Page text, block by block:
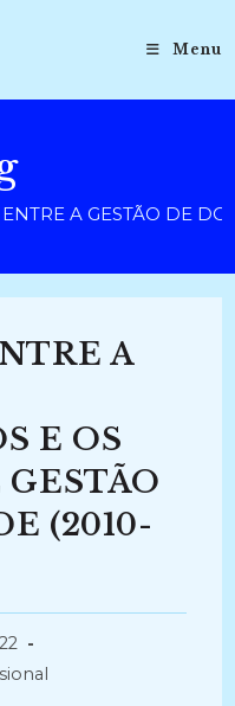
Menu
A GESTÃO DE
A
E OS
(2010-